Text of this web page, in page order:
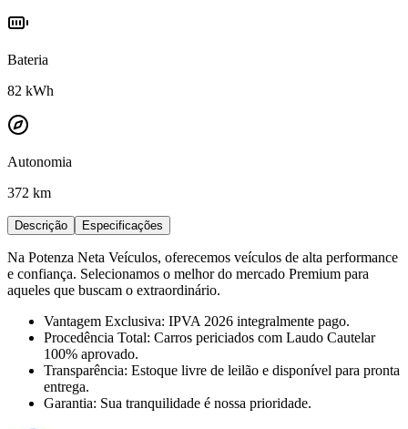
Bateria
82 kWh
Autonomia
372 km
Descrição Especificações
Na Potenza Neta Veículos, oferecemos veículos de alta performance
e confiança. Selecionamos o melhor do mercado Premium para
aqueles que buscam o extraordinário.
Vantagem Exclusiva: IPVA 2026 integralmente pago.
Procedência Total: Carros periciados com Laudo Cautelar
100% aprovado.
Transparência: Estoque livre de leilão e disponível para pronta
entrega.
Garantia: Sua tranquilidade é nossa prioridade.